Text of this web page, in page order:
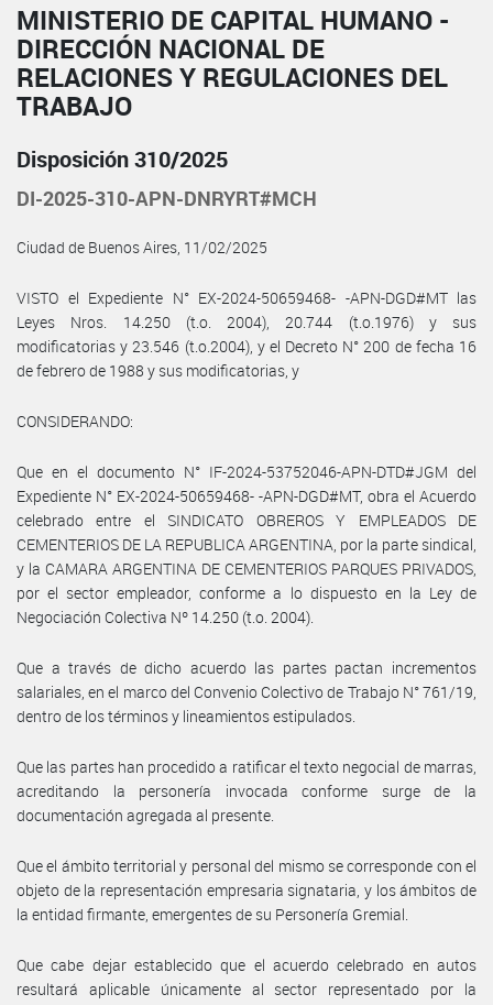
MINISTERIO DE CAPITAL HUMANO -
DIRECCIÓN NACIONAL DE
RELACIONES Y REGULACIONES DEL
TRABAJO
Disposición 310/2025
DI-2025-310-APN-DNRYRT#MCH
Ciudad de Buenos Aires, 11/02/2025
VISTO el Expediente N° EX-2024-50659468- -APN-DGD#MT las
Leyes Nros. 14.250 (t.o. 2004), 20.744 (t.o.1976) y sus
modificatorias y 23.546 (t.o.2004), y el Decreto N° 200 de fecha 16
de febrero de 1988 y sus modificatorias, y
CONSIDERANDO:
Que en el documento N° IF-2024-53752046-APN-DTD#JGM del
Expediente N° EX-2024-50659468- -APN-DGD#MT, obra el Acuerdo
celebrado entre el SINDICATO OBREROS Y EMPLEADOS DE
CEMENTERIOS DE LA REPUBLICA ARGENTINA, por la parte sindical,
y la CAMARA ARGENTINA DE CEMENTERIOS PARQUES PRIVADOS,
por el sector empleador, conforme a lo dispuesto en la Ley de
Negociación Colectiva Nº 14.250 (t.o. 2004).
Que a través de dicho acuerdo las partes pactan incrementos
salariales, en el marco del Convenio Colectivo de Trabajo N° 761/19,
dentro de los términos y lineamientos estipulados.
Que las partes han procedido a ratificar el texto negocial de marras,
acreditando la personería invocada conforme surge de la
documentación agregada al presente.
Que el ámbito territorial y personal del mismo se corresponde con el
objeto de la representación empresaria signataria, y los ámbitos de
la entidad firmante, emergentes de su Personería Gremial.
Que cabe dejar establecido que el acuerdo celebrado en autos
resultará aplicable únicamente al sector representado por la